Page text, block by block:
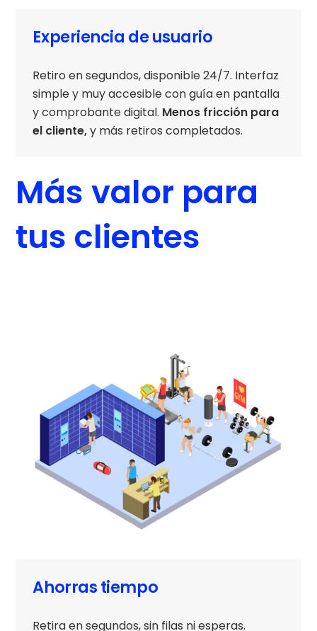
Experiencia de usuario
Retiro en segundos, disponible 24/7. Interfaz
simple y muy accesible con guía en pantalla
y comprobante digital. Menos fricción para
el cliente,y más retiros completados.
Más valor para
tus clientes
Ahorras tiempo
Retira en segundos, sin filas ni esperas.